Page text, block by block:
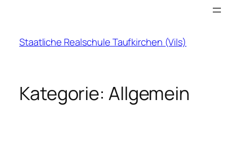
Staatliche Realschule Taufkirchen (Vils)
Kategorie: Allgemein